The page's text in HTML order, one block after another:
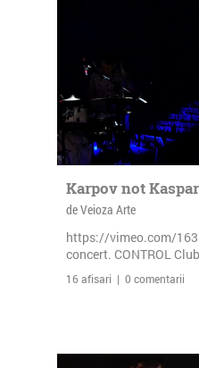
Karpov not
de Veioza Arte
https://vimeo.com/
concert. CONTROL
16 afisari | 0 comentarii